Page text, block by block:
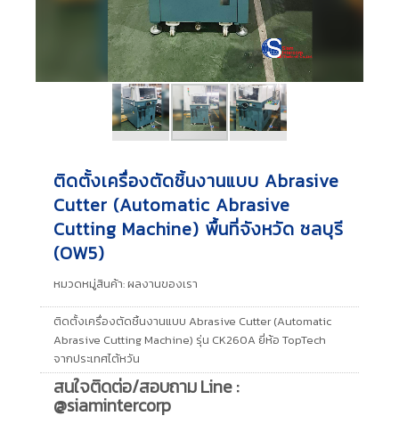
ติดตั้งเครื่องตัดชิ้นงานแบบ Abrasive
Cutter (Automatic Abrasive
Cutting Machine) พื้นที่จังหวัด ชลบุรี
(OW5)
หมวดหมู่สินค้า: ผลงานของเรา
ติดตั้งเครื่องตัดชิ้นงานแบบ Abrasive Cutter (Automatic
Abrasive Cutting Machine) รุ่น CK260A ยี่ห้อ TopTech
จากประเทศไต้หวัน
สนใจติดต่อ/สอบถาม Line :
@siamintercorp